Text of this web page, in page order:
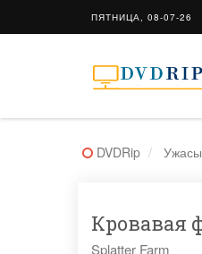
ПЯТНИЦА, 08-07-26
DVDRip Ужасы
Кровавая
Splatter Farm